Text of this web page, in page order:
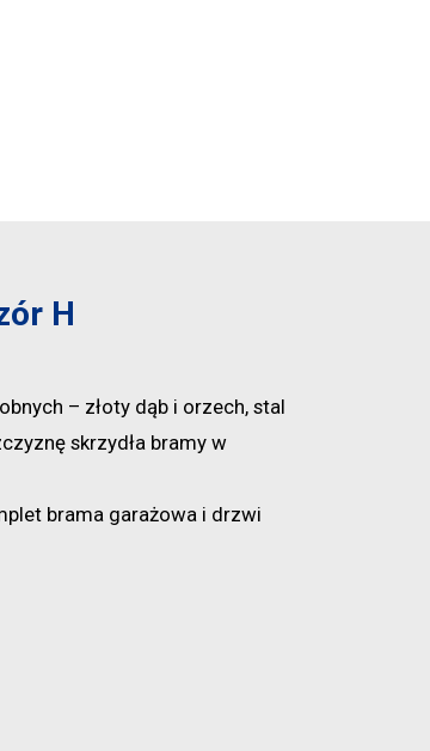
H
– złoty dąb i orzech, stal
skrzydła bramy w
brama garażowa i drzwi